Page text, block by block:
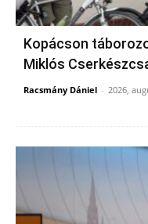
Kopácson
Miklós
Racsmány Dániel - 2026,